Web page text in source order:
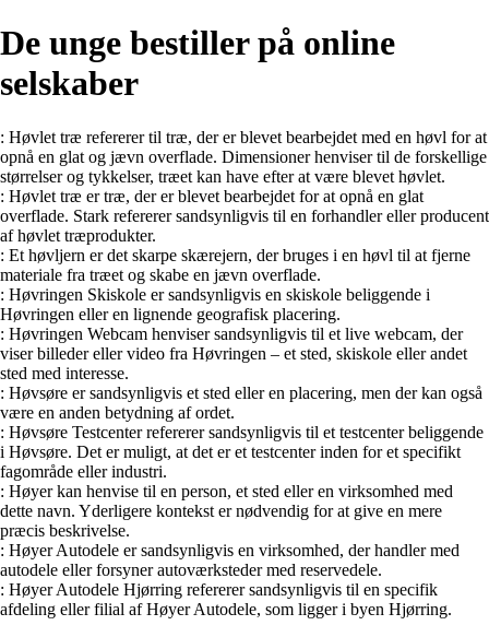
De unge bestiller på online
selskaber
: Høvlet træ refererer til træ, der er blevet bearbejdet med en høvl for at
opnå en glat og jævn overflade. Dimensioner henviser til de forskellige
størrelser og tykkelser, træet kan have efter at være blevet høvlet.
: Høvlet træ er træ, der er blevet bearbejdet for at opnå en glat
overflade. Stark refererer sandsynligvis til en forhandler eller producent
af høvlet træprodukter.
: Et høvljern er det skarpe skærejern, der bruges i en høvl til at fjerne
materiale fra træet og skabe en jævn overflade.
: Høvringen Skiskole er sandsynligvis en skiskole beliggende i
Høvringen eller en lignende geografisk placering.
: Høvringen Webcam henviser sandsynligvis til et live webcam, der
viser billeder eller video fra Høvringen – et sted, skiskole eller andet
sted med interesse.
: Høvsøre er sandsynligvis et sted eller en placering, men der kan også
være en anden betydning af ordet.
: Høvsøre Testcenter refererer sandsynligvis til et testcenter beliggende
i Høvsøre. Det er muligt, at det er et testcenter inden for et specifikt
fagområde eller industri.
: Høyer kan henvise til en person, et sted eller en virksomhed med
dette navn. Yderligere kontekst er nødvendig for at give en mere
præcis beskrivelse.
: Høyer Autodele er sandsynligvis en virksomhed, der handler med
autodele eller forsyner autoværksteder med reservedele.
: Høyer Autodele Hjørring refererer sandsynligvis til en specifik
afdeling eller filial af Høyer Autodele, som ligger i byen Hjørring.